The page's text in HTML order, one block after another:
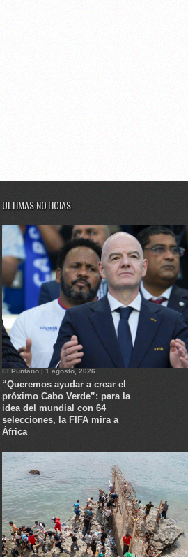
ULTIMAS NOTICIAS
El Puntano | 1 agosto, 2026
“Queremos ayudar a crear el
próximo Cabo Verde”: para la
idea del mundial con 64
selecciones, la FIFA mira a
África